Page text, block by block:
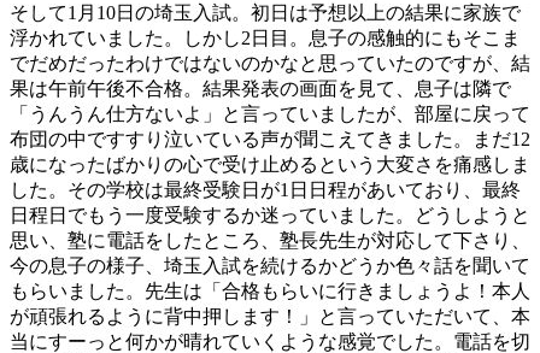
そして1月10日の埼玉入試。初日は予想以上の結果に家族で
浮かれていました。しかし2日目。息子の感触的にもそこま
でだめだったわけではないのかなと思っていたのですが、結
果は午前午後不合格。結果発表の画面を見て、息子は隣で
「うんうん仕方ないよ」と言っていましたが、部屋に戻って
布団の中ですすり泣いている声が聞こえてきました。まだ12
歳になったばかりの心で受け止めるという大変さを痛感しま
した。その学校は最終受験日が1日日程があいており、最終
日程日でもう一度受験するか迷っていました。どうしようと
思い、塾に電話をしたところ、塾長先生が対応して下さり、
今の息子の様子、埼玉入試を続けるかどうか色々話を聞いて
もらいました。先生は「合格もらいに行きましょうよ！本人
が頑張れるように背中押します！」と言っていただいて、本
当にすーっと何かが晴れていくような感覚でした。電話を切